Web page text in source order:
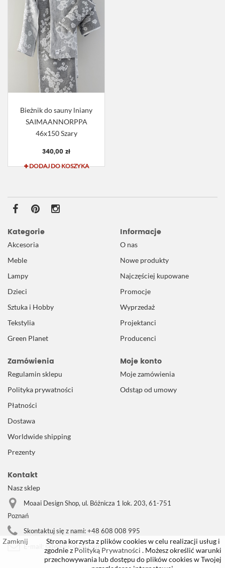
Bieżnik do sauny lniany
SAIMAANNORPPA
46x150 Szary
340,00 zł
DODAJ DO KOSZYKA
Kategorie
Akcesoria
Meble
Lampy
Dzieci
Sztuka i Hobby
Tekstylia
Green Planet
Informacje
O nas
Nowe produkty
Najczęściej kupowane
Promocje
Wyprzedaż
Projektanci
Producenci
Zamówienia
Regulamin sklepu
Polityka prywatności
Płatności
Dostawa
Worldwide shipping
Prezenty
Moje konto
Moje zamówienia
Odstąp od umowy
Kontakt
Nasz sklep
Moaai Design Shop, ul. Bóżnicza 1 lok. 203, 61-751
Poznań
Skontaktuj się z nami:+48 608 008 995
E-mail:
sklep@moaai.com
Zamknij
Strona korzysta z plików cookies w celu realizacji usług i
zgodnie z Polityką Prywatności . Możesz określić warunki
przechowywania lub dostępu do plików cookies w Twojej